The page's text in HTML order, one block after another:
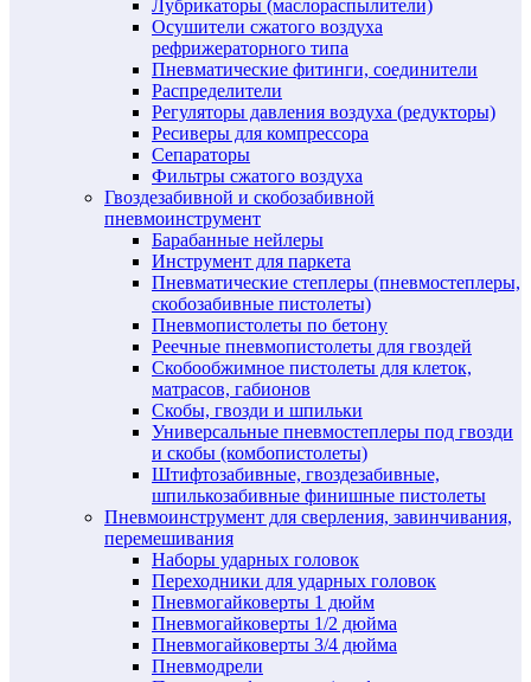
Лубрикаторы (маслораспылители)
Осушители сжатого воздуха
рефрижераторного типа
Пневматические фитинги, соединители
Распределители
Регуляторы давления воздуха (редукторы)
Ресиверы для компрессора
Сепараторы
Фильтры сжатого воздуха
Гвоздезабивной и скобозабивной
пневмоинструмент
Барабанные нейлеры
Инструмент для паркета
Пневматические степлеры (пневмостеплеры,
скобозабивные пистолеты)
Пневмопистолеты по бетону
Реечные пневмопистолеты для гвоздей
Скобообжимное пистолеты для клеток,
матрасов, габионов
Скобы, гвозди и шпильки
Универсальные пневмостеплеры под гвозди
и скобы (комбопистолеты)
Штифтозабивные, гвоздезабивные,
шпилькозабивные финишные пистолеты
Пневмоинструмент для сверления, завинчивания,
перемешивания
Наборы ударных головок
Переходники для ударных головок
Пневмогайковерты 1 дюйм
Пневмогайковерты 1/2 дюйма
Пневмогайковерты 3/4 дюйма
Пневмодрели